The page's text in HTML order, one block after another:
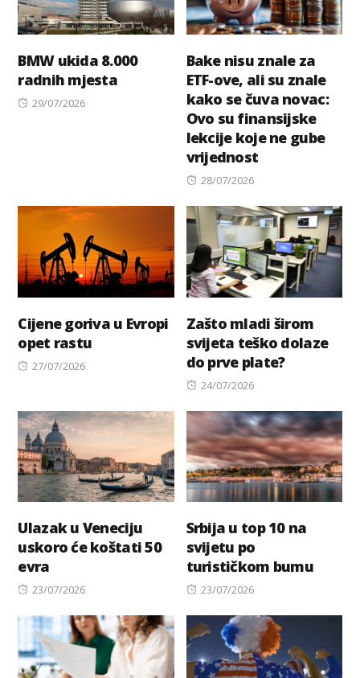
BMW ukida 8.000
radnih mjesta
Posted
29/07/2026
Bake nisu znale za
ETF-ove, ali su znale
kako se čuva novac:
Ovo su finansijske
lekcije koje ne gube
vrijednost
Posted
28/07/2026
Cijene goriva u Evropi
opet rastu
Posted
27/07/2026
Zašto mladi širom
svijeta teško dolaze
do prve plate?
Posted
24/07/2026
Ulazak u Veneciju
uskoro će koštati 50
evra
Posted
23/07/2026
Srbija u top 10 na
svijetu po
turističkom bumu
Posted
23/07/2026